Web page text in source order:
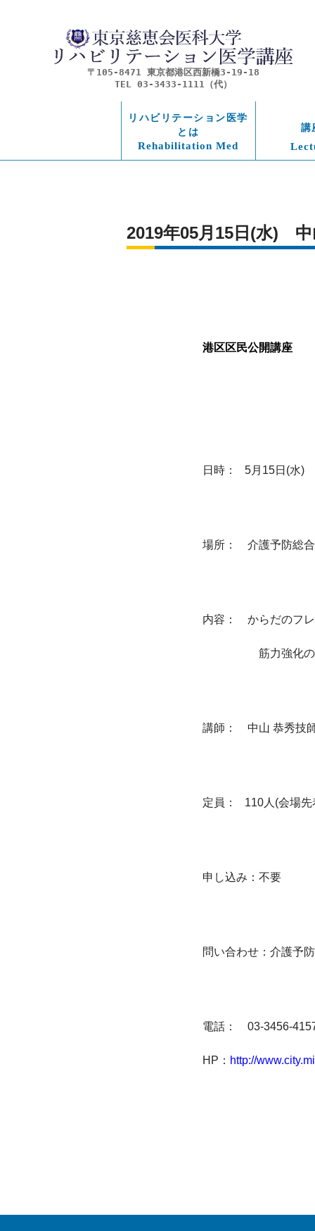
〒105-8471 東京都港区西新橋3-19-18
TEL 03-3433-1111（代）
リハビリテーション医学
とは
Rehabilitation Med
講
2019年05月15日(水)　
港区区民公開講座
日時： 5月 15日 (水)
場所：　介護予防総
内容：　からだのフ
筋力強化の重
講師：　中山 恭秀技
定員： 110人 (会場先
申し込み：不要
問い合わせ：介護予
電話： 03-3456-
HP ： http://